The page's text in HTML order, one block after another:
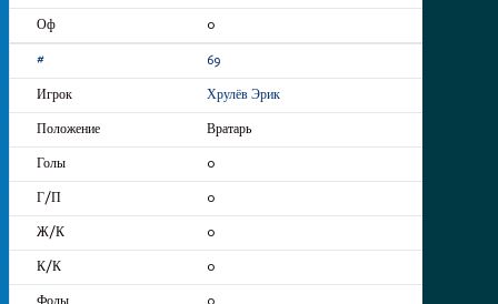
0
69
Хрулёв Эрик
Вратарь
0
0
0
0
0